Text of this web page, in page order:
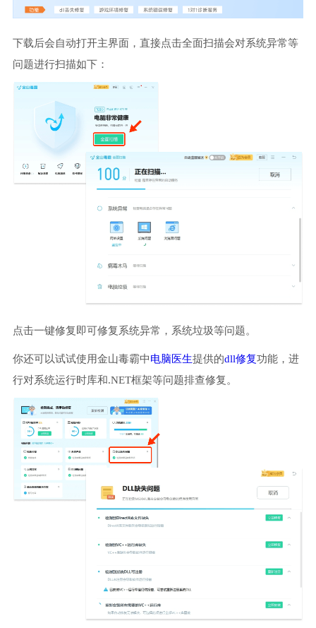
下载后会自动打开主界面，直接点击全面扫描会对系统异常等
问题进行扫描如下：
点击一键修复即可修复系统异常，系统垃圾等问题。
你还可以试试使用金山毒霸中电脑医生提供的dll修复功能，进
行对系统运行时库和.NET框架等问题排查修复。